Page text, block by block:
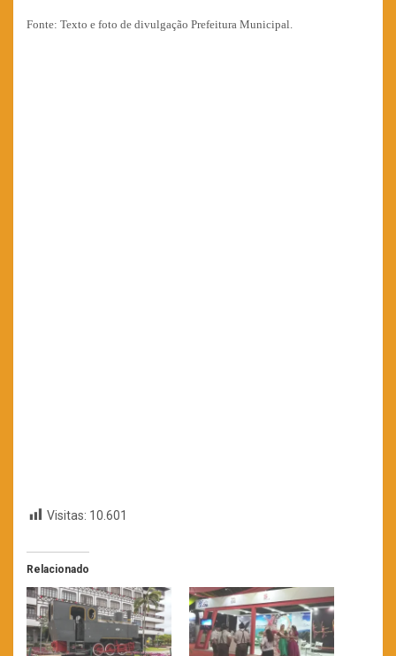
Fonte: Texto e foto de divulgação Prefeitura Municipal.
Visitas: 10.601
Relacionado